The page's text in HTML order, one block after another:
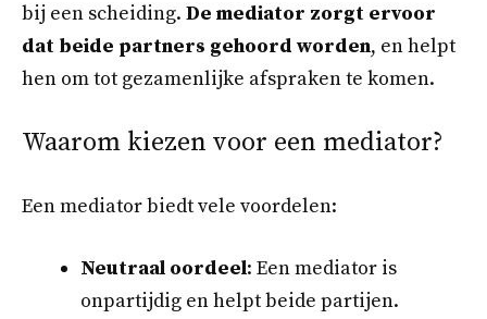
bij een scheiding. De mediator zorgt ervoor
dat beide partners gehoord worden, en helpt
hen om tot gezamenlijke afspraken te komen.
Waarom kiezen voor een mediator?
Een mediator biedt vele voordelen:
Neutraal oordeel: Een mediator is
onpartijdig en helpt beide partijen.